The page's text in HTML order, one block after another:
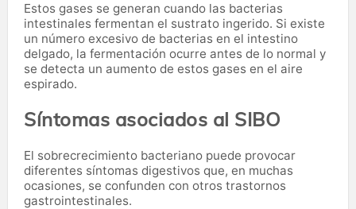
Estos gases se generan cuando las bacterias
intestinales fermentan el sustrato ingerido. Si existe
un número excesivo de bacterias en el intestino
delgado, la fermentación ocurre antes de lo normal y
se detecta un aumento de estos gases en el aire
espirado.
Síntomas asociados al SIBO
El sobrecrecimiento bacteriano puede provocar
diferentes síntomas digestivos que, en muchas
ocasiones, se confunden con otros trastornos
gastrointestinales.